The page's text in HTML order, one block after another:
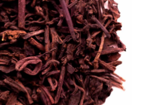
the
product
page